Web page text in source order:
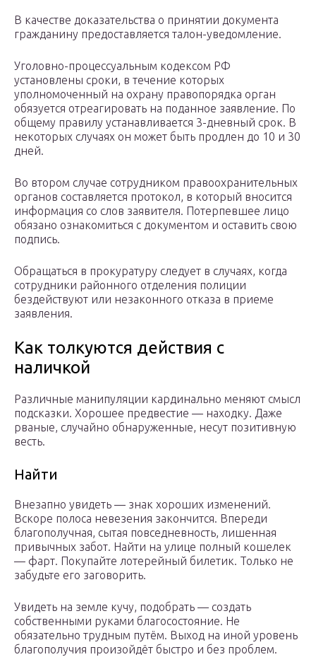
В качестве доказательства о принятии документа
гражданину предоставляется талон-уведомление.
Уголовно-процессуальным кодексом РФ
установлены сроки, в течение которых
уполномоченный на охрану правопорядка орган
обязуется отреагировать на поданное заявление. По
общему правилу устанавливается 3-дневный срок. В
некоторых случаях он может быть продлен до 10 и 30
дней.
Во втором случае сотрудником правоохранительных
органов составляется протокол, в который вносится
информация со слов заявителя. Потерпевшее лицо
обязано ознакомиться с документом и оставить свою
подпись.
Обращаться в прокуратуру следует в случаях, когда
сотрудники районного отделения полиции
бездействуют или незаконного отказа в приеме
заявления.
Как толкуются действия с
наличкой
Различные манипуляции кардинально меняют смысл
подсказки. Хорошее предвестие — находку. Даже
рваные, случайно обнаруженные, несут позитивную
весть.
Найти
Внезапно увидеть — знак хороших изменений.
Вскоре полоса невезения закончится. Впереди
благополучная, сытая повседневность, лишенная
привычных забот. Найти на улице полный кошелек
— фарт. Покупайте лотерейный билетик. Только не
забудьте его заговорить.
Увидеть на земле кучу, подобрать — создать
собственными руками благосостояние. Не
обязательно трудным путём. Выход на иной уровень
благополучия произойдёт быстро и без проблем.